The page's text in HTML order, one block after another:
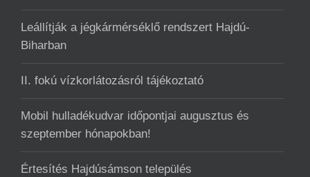
Leállítják a jégkármérséklő rendszert Hajdú-
Biharban
II. fokú vízkorlátozásról tájékoztató
Mobil hulladékudvar ️időpontjai augusztus és
szeptember hónapokban!
Értesítés Hajdúsámson település